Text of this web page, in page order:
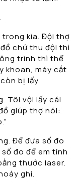
trong kìa. Đội thợ
chứ thu đội thì
trình thì thể
khoan, máy cắt
bị lấy.
Tôi vội lấy cái
giúp thợ nói:
Để đưa số đo
đo để em tính
thước laser.
ghi.